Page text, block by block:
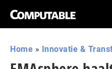
Home » Innovatie &